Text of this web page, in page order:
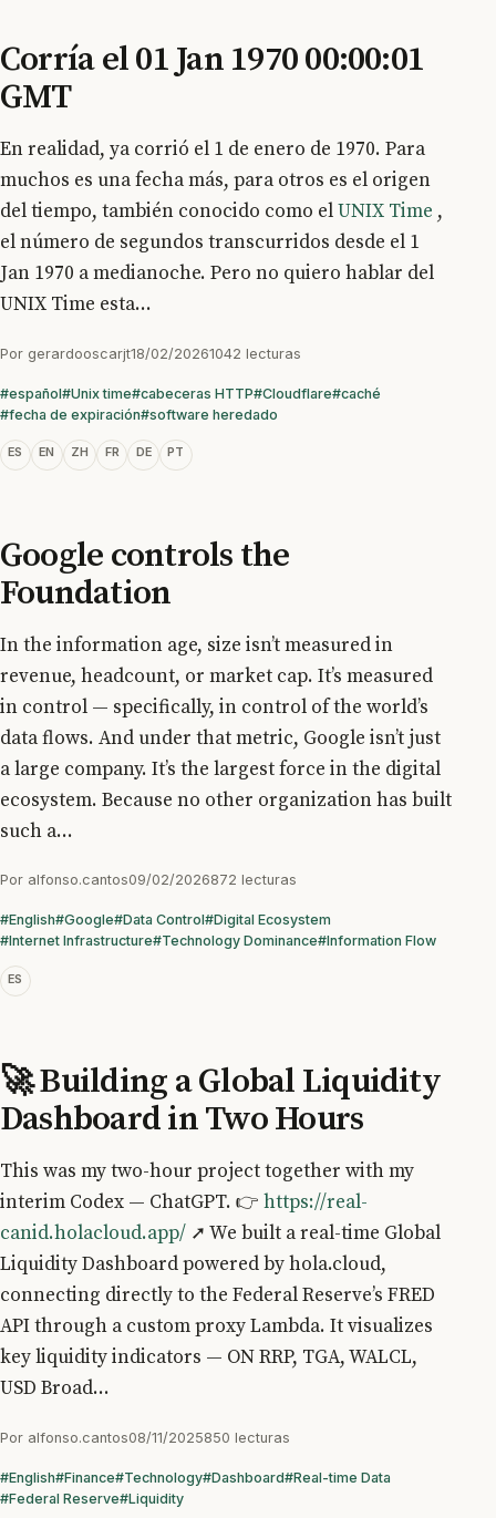
Corría el 01 Jan 1970 00:00:01
GMT
En realidad, ya corrió el 1 de enero de 1970. Para
muchos es una fecha más, para otros es el origen
del tiempo, también conocido como elUNIX Time ,
el número de segundos transcurridos desde el 1
Jan 1970 a medianoche. Pero no quiero hablar del
UNIX Time esta...
Por gerardooscarjt18/02/20261042 lecturas
#español#Unix time#cabeceras HTTP#Cloudflare#caché
#fecha de expiración#software heredado
ES EN ZH FR DE PT
Google controls the
Foundation
In the information age, size isn’t measured in
revenue, headcount, or market cap. It’s measured
in control — specifically, in control of the world’s
data flows. And under that metric, Google isn’t just
a large company. It’s the largest force in the digital
ecosystem. Because no other organization has built
such a...
Por alfonso.cantos09/02/2026872 lecturas
#English#Google#Data Control#Digital Ecosystem
#Internet Infrastructure#Technology Dominance#Information Flow
ES
🚀 Building a Global Liquidity
Dashboard in Two Hours
This was my two-hour project together with my
interim Codex — ChatGPT. 👉 https://real-
canid.holacloud.app/ ➚ We built a real-time Global
Liquidity Dashboard powered by hola.cloud,
connecting directly to the Federal Reserve’s FRED
API through a custom proxy Lambda. It visualizes
key liquidity indicators — ON RRP, TGA, WALCL,
USD Broad...
Por alfonso.cantos08/11/2025850 lecturas
#English#Finance#Technology#Dashboard#Real-time Data
#Federal Reserve#Liquidity